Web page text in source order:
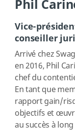
Phil
Vice-
conseiller
Arrivé chez
en 2016, Phil
chef du
En tant que
rapport gain/
objectifs et
au succès à